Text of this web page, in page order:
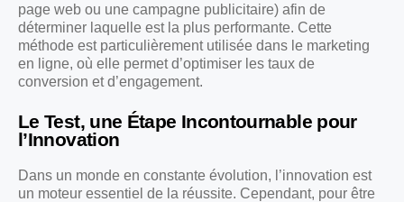
page web ou une campagne publicitaire) afin de
déterminer laquelle est la plus performante. Cette
méthode est particulièrement utilisée dans le marketing
en ligne, où elle permet d’optimiser les taux de
conversion et d’engagement.
Le Test, une Étape Incontournable pour
l’Innovation
Dans un monde en constante évolution, l’innovation est
un moteur essentiel de la réussite. Cependant, pour être